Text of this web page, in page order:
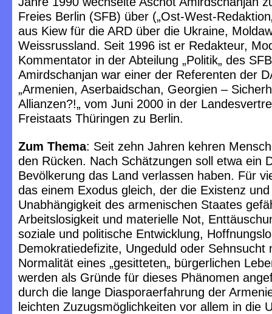
Freies Berlin (SFB) über („Ost-West-
aus Kiew für die ARD über die Ukraine,
Weissrussland. Seit 1996 ist er Redakteur,
Kommentator in der Abteilung „Politik„ des
Amirdschanjan war einer der Referenten der
„Armenien, Aserbaidschan, Georgien –
Allianzen?!„ vom Juni 2000 in der
Freistaats Thüringen zu Berlin.
Zum Thema: Seit zehn Jahren kehren
den Rücken. Nach Schätzungen soll etwa ein
Bevölkerung das Land verlassen haben. Für
das einem Exodus gleich, der die Existenz und
Unabhängigkeit des armenischen Staates
Arbeitslosigkeit und materielle Not,
soziale und politische Entwicklung,
Demokratiedefizite, Ungeduld oder Sehnsucht
Normalität eines „gesitteten„ bürgerlichen
werden als Gründe für dieses Phänomen
durch die lange Diasporaerfahrung der
leichten Zuzugsmöglichkeiten vor allem in die